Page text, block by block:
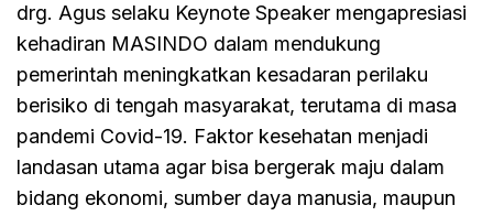
drg. Agus selaku Keynote Speaker mengapresiasi
kehadiran MASINDO dalam mendukung
pemerintah meningkatkan kesadaran perilaku
berisiko di tengah masyarakat, terutama di masa
pandemi Covid-19. Faktor kesehatan menjadi
landasan utama agar bisa bergerak maju dalam
bidang ekonomi, sumber daya manusia, maupun